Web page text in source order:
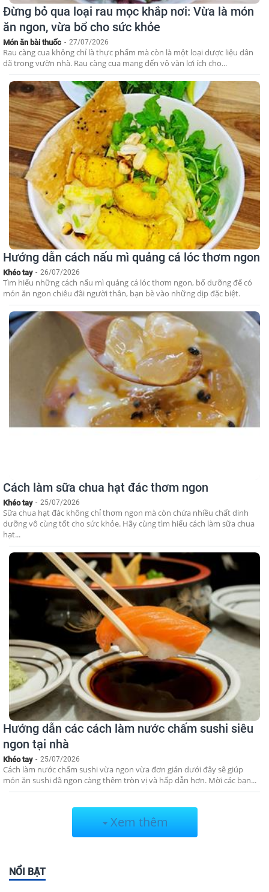
Đừng bỏ qua loại rau mọc khắp nơi: Vừa là món
ăn ngon, vừa bổ cho sức khỏe
Món ăn bài thuốc - 27/07/2026
Rau càng cua không chỉ là thực phẩm mà còn là một loại dược liệu dân
dã trong vườn nhà. Rau càng cua mang đến vô vàn lợi ích cho...
Hướng dẫn cách nấu mì quảng cá lóc thơm ngon
Khéo tay - 26/07/2026
Tìm hiểu những cách nấu mì quảng cá lóc thơm ngon, bổ dưỡng để có
món ăn ngon chiêu đãi người thân, bạn bè vào những dịp đặc biệt.
Cách làm sữa chua hạt đác thơm ngon
Khéo tay - 25/07/2026
Sữa chua hạt đác không chỉ thơm ngon mà còn chứa nhiều chất dinh
dưỡng vô cùng tốt cho sức khỏe. Hãy cùng tìm hiểu cách làm sữa chua
hạt...
Hướng dẫn các cách làm nước chấm sushi siêu
ngon tại nhà
Khéo tay - 25/07/2026
Cách làm nước chấm sushi vừa ngon vừa đơn giản dưới đây sẽ giúp
món ăn sushi đã ngon càng thêm tròn vị và hấp dẫn hơn. Mời các bạn...
Xem thêm
NỔI BẬT